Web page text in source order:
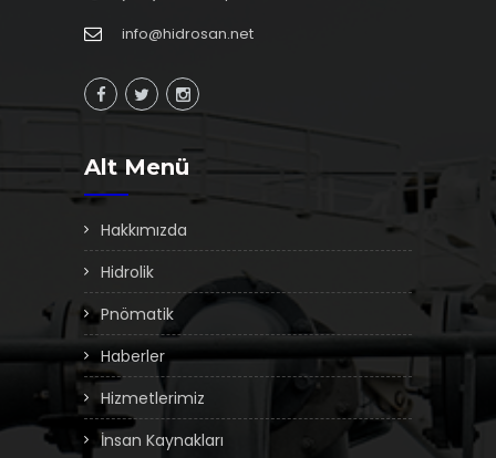
info@hidrosan.net
Alt Menü
Hakkımızda
Hidrolik
Pnömatik
Haberler
Hizmetlerimiz
İnsan Kaynakları